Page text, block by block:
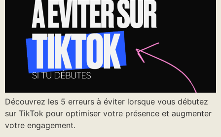
Découvrez les 5 erreurs à éviter lorsque vous débutez
sur TikTok pour optimiser votre présence et augmenter
votre engagement.